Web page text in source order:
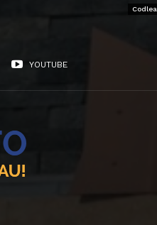
Codlea
YOUTUBE